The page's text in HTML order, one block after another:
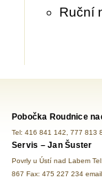
Ruční
Pobočka Roudnice
Tel: 416 841 142, 777 813
Servis – Jan Šuster
Povrly u Ústí nad Labem
867 Fax: 475 227 234